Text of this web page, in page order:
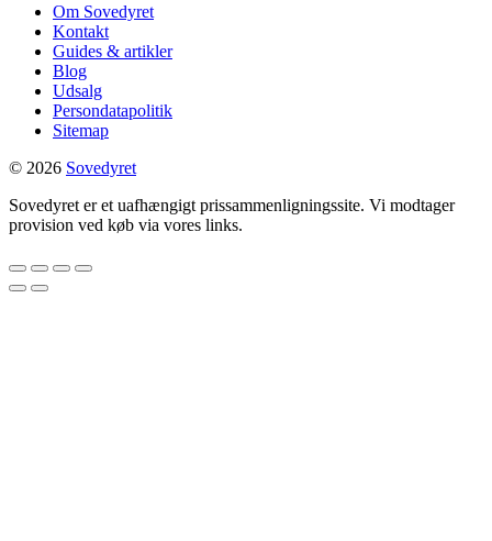
Om Sovedyret
Kontakt
Guides & artikler
Blog
Udsalg
Persondatapolitik
Sitemap
© 2026 Sovedyret
Sovedyret er et uafhængigt prissammenligningssite. Vi modtager
provision ved køb via vores links.